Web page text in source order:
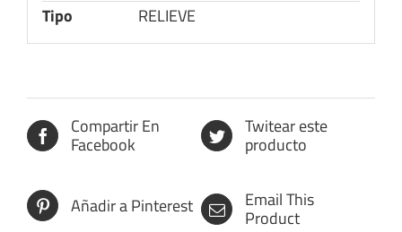
Tipo
RELIEVE
Compartir En
Facebook
Twitear este
producto
Añadir a Pinterest Email This
Product